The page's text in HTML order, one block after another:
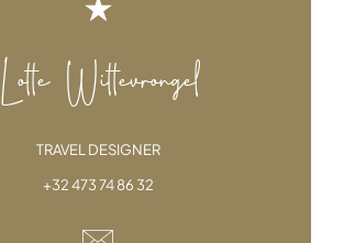
Lotte Wittevrongel
TRAVEL DESIGNER
+32 473 74 86 32